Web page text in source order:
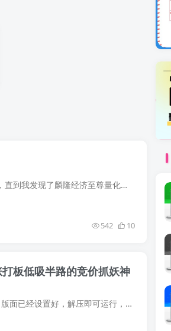
作为一名股民，我曾经尝试过众多的选股系统和投资策略，但最终却往往收效甚微，直到我发现了麟隆经济至尊量化选股终极系统，才真正开始了我的投资之旅。 麟隆经济至尊量化选股终极系统是一款基...
542 10
板低吸半路的竞价抓妖神
软件说明：本版本是目前5月份网上能见到的最新版本，压缩包内为整套单独系统，版面已经设置好，解压即可运行，选股前需要下载完整盘后数据！ 指标说明：1、一进二精选，龙头绝杀1号，龙头绝杀2...